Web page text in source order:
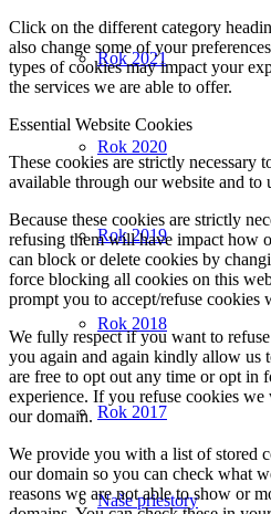
Rok 2021
Rok 2020
Rok 2019
Rok 2018
Rok 2017
Naše priestory
Click on the different category
also change some of your
types of cookies may impact your
the services we are able to offer.
Essential Website Cookies
These cookies are strictly necessary
available through our website and to
Because these cookies are strictly
refusing them will have impact how
can block or delete cookies by
force blocking all cookies on this
prompt you to accept/refuse cookies
We fully respect if you want to
you again and again kindly allow us
are free to opt out any time or opt in
experience. If you refuse cookies
our domain.
We provide you with a list of stored
our domain so you can check what
reasons we are not able to show or